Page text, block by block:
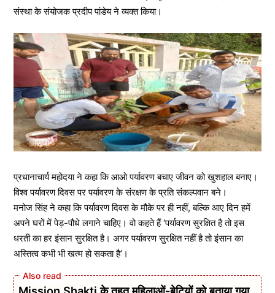
संस्था के संयोजक प्रदीप पांडेय ने व्यक्त किया।
प्रधानाचार्य महोदया ने कहा कि आओ पर्यावरण बचाए जीवन को खुशहाल बनाए।
विश्व पर्यावरण दिवस पर पर्यावरण के संरक्षण के प्रति संकल्पवान बने।
मनोज सिंह ने कहा कि पर्यावरण दिवस के मौके पर ही नहीं, बल्कि आए दिन हमें
अपने घरों में पेड़-पौधे लगाने चाहिए। वो कहते हैं ‘पर्यावरण सुरक्षित है तो इस
धरती का हर इंसान सुरक्षित है। अगर पर्यावरण सुरक्षित नहीं है तो इंसान का
अस्तित्व कभी भी खत्म हो सकता है’।